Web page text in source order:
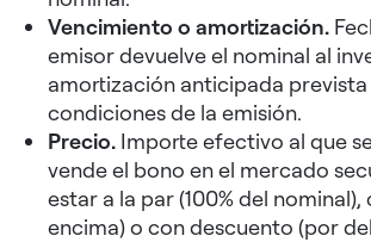
Vencimiento o amortización.
emisor devuelve el nominal al
amortización anticipada prevista
condiciones de la emisión.
Precio. Importe efectivo al que
vende el bono en el mercado
estar a la par (100% del
encima) o con descuento (por